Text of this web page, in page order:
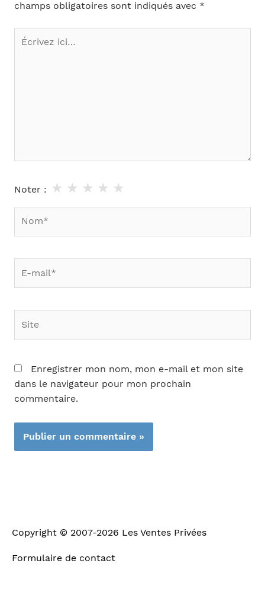
champs obligatoires sont indiqués avec *
Écrivez
Noter : ★
★
★
★
★
mail*
Enregistrer mon nom, mon e-mail et mon site
dans le navigateur pour mon prochain
commentaire.
Copyright © 2007-2026 Les Ventes Privées
Formulaire de contact